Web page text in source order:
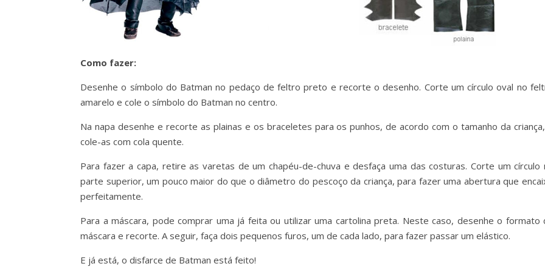
Como fazer:
Desenhe o símbolo do Batman no pedaço de feltro preto e recorte o desenho. Corte um círculo oval no
amarelo e cole o símbolo do Batman no centro.
Na napa desenhe e recorte as plainas e os braceletes para os punhos, de acordo com o tamanho da
cole-as com cola quente.
Para fazer a capa, retire as varetas de um chapéu-de-chuva e desfaça uma das costuras. Corte um círculo
parte superior, um pouco maior do que o diâmetro do pescoço da criança, para fazer uma abertura que
perfeitamente.
Para a máscara, pode comprar uma já feita ou utilizar uma cartolina preta. Neste caso, desenhe o formato
máscara e recorte. A seguir, faça dois pequenos furos, um de cada lado, para fazer passar um elástico.
E já está, o disfarce de Batman está feito!